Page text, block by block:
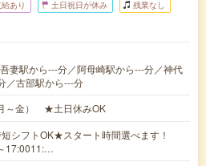
あり 土日祝日が休み 残業なし
妻駅から---分／阿母崎駅から---分／神代
／古部駅から---分
～金） ★土日休みOK
シフトOK★スタート時間選べます！
17:0011:…